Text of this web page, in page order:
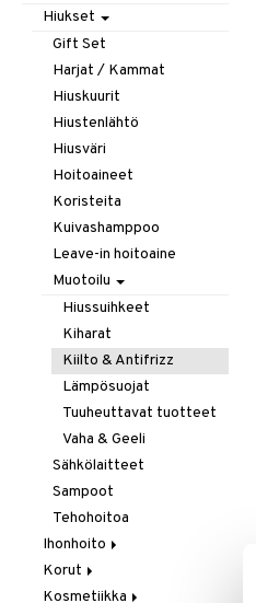
Hiukset
Gift Set
Harjat / Kammat
Hiuskuurit
Hiustenlähtö
Hiusväri
Hoitoaineet
Koristeita
Kuivashamppoo
Leave-in hoitoaine
Muotoilu
Hiussuihkeet
Kiharat
Kiilto & Antifrizz
Lämpösuojat
Tuuheuttavat tuotteet
Vaha & Geeli
Sähkölaitteet
Sampoot
Tehohoitoa
Ihonhoito
Aurinkotuotteet
Erikoistuotteet
Korut
Kaulakorut
Kosmetiikka